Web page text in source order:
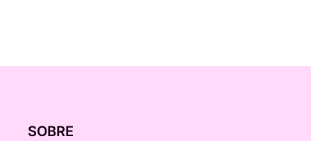
SOBRE